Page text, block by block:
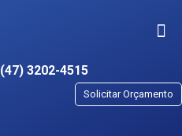
(47) 3202-4515
Solicitar Orçamento